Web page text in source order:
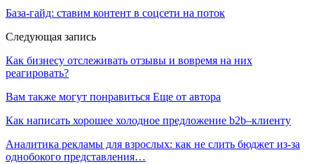
База-гайд: ставим контент в соцсети на поток
Следующая запись
Как бизнесу отслеживать отзывы и вовремя на них
реагировать?
Вам также могут понравиться Еще от автора
Как написать хорошее холодное предложение b2b–клиенту
Аналитика рекламы для взрослых: как не слить бюджет из-за
однобокого представления…